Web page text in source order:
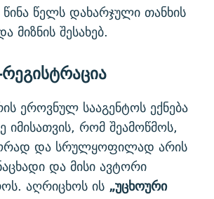
წელს დახარჯული თანხის
მიზნის შესახებ.
ეროვნულ სააგენტოს ექნება
იმისათვის, რომ შეამოწმოს,
და სრულყოფილად არის
და მისი ავტორი
აღრიცხოს ის „უცხოური